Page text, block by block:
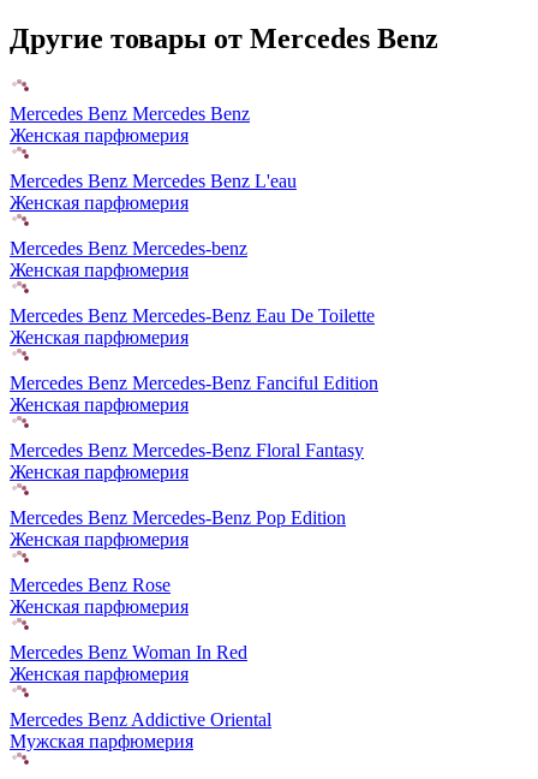
Другие товары от Mercedes Benz
Mercedes Benz Mercedes Benz
Женская парфюмерия
Mercedes Benz Mercedes Benz L'eau
Женская парфюмерия
Mercedes Benz Mercedes-benz
Женская парфюмерия
Mercedes Benz Mercedes-Benz Eau De Toilette
Женская парфюмерия
Mercedes Benz Mercedes-Benz Fanciful Edition
Женская парфюмерия
Mercedes Benz Mercedes-Benz Floral Fantasy
Женская парфюмерия
Mercedes Benz Mercedes-Benz Pop Edition
Женская парфюмерия
Mercedes Benz Rose
Женская парфюмерия
Mercedes Benz Woman In Red
Женская парфюмерия
Mercedes Benz Addictive Oriental
Мужская парфюмерия